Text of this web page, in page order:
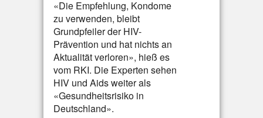
«Die Empfehlung, Kondome
zu verwenden, bleibt
Grundpfeiler der HIV-
Prävention und hat nichts an
Aktualität verloren», hieß es
vom RKI. Die Experten sehen
HIV und Aids weiter als
«Gesundheitsrisiko in
Deutschland».